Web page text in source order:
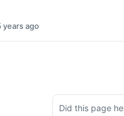
years ago
Did this page